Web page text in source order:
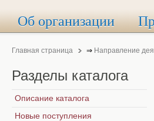
Об организации
Главная страница ⇒ Направление
Разделы каталога
Описание каталога
Новые поступления